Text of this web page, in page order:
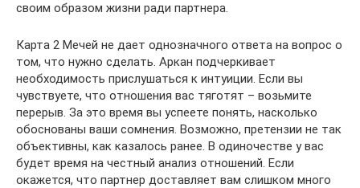
своим образом жизни ради партнера.
Карта 2 Мечей не дает однозначного ответа на вопрос о
том, что нужно сделать. Аркан подчеркивает
необходимость прислушаться к интуиции. Если вы
чувствуете, что отношения вас тяготят – возьмите
перерыв. За это время вы успеете понять, насколько
обоснованы ваши сомнения. Возможно, претензии не так
объективны, как казалось ранее. В одиночестве у вас
будет время на честный анализ отношений. Если
окажется, что партнер доставляет вам слишком много